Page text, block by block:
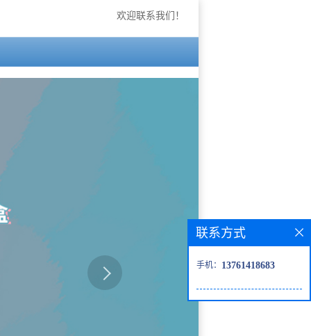
欢迎联系我们！
联系方式
手机： 13761418683